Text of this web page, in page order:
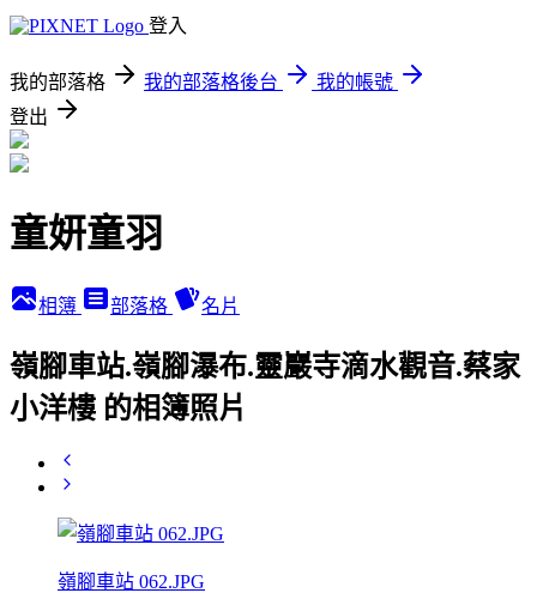
登入
我的部落格 我的部落格後台
我的帳號
登出
童妍童羽
相簿 部落格 名片
嶺腳車站.嶺腳瀑布.靈巖寺滴水觀音.蔡家
小洋樓 的相簿照片
嶺腳車站 062.JPG